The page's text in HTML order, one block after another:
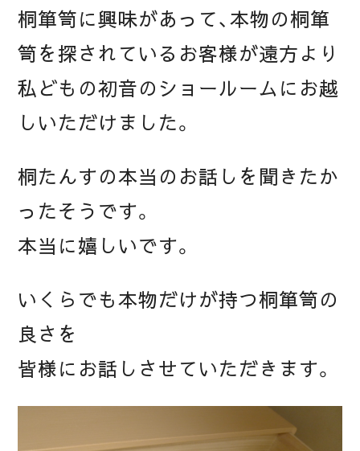
桐箪笥に興味があって、本物の桐箪
笥を探されているお客様が遠方より
私どもの初音のショールームにお越
しいただけました。
桐たんすの本当のお話しを聞きたか
ったそうです。
本当に嬉しいです。
いくらでも本物だけが持つ桐箪笥の
良さを
皆様にお話しさせていただきます。